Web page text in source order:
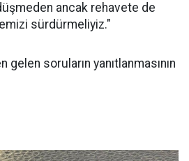
ancak rehavete de
sürdürmeliyiz."
gelen soruların yanıtlanmasının